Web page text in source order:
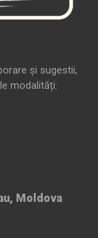
și sugestii,
modalități:
Moldova